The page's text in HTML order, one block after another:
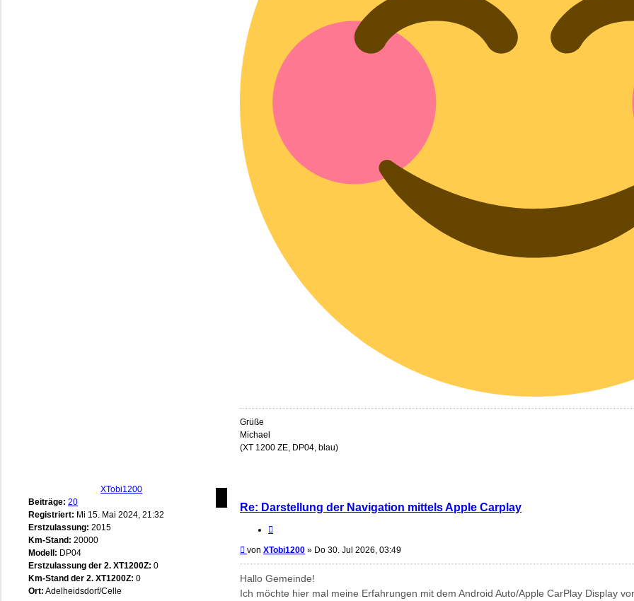
Grüße
Michael
(XT 1200 ZE, DP04, blau)
XTobi1200
Beiträge: 20
Registriert: Mi 15. Mai 2024, 21:32
Erstzulassung: 2015
Km-Stand: 20000
Modell: DP04
Erstzulassung der 2. XT1200Z: 0
Km-Stand der 2. XT1200Z: 0
Ort: Adelheidsdorf/Celle
Re: Darstellung der Navigation mittels Apple Carplay
Beitrag
von XTobi1200 » Do 30. Jul 2026, 03:49
Hallo Gemeinde!
Ich möchte hier mal meine Erfahrungen mit dem Android Auto/Apple CarPlay Display